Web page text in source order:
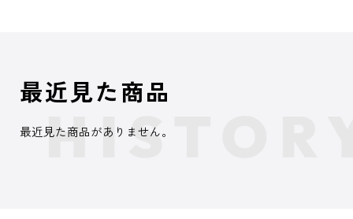
最近見た商品
最近見た商品がありません。